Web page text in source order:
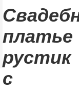
платье
рустик
с